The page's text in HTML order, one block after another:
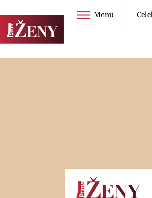
Menu
Horoskopy